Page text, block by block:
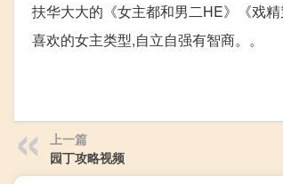
扶华大大的《女主都和男二HE》《戏
喜欢的女主类型,自立自强有智商。。
上一篇
园丁攻略视频